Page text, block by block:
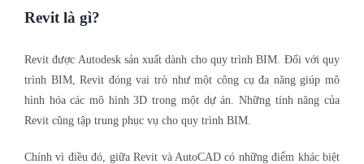
Revit là gì?
Revit được Autodesk sản xuất dành cho quy trình BIM. Đối với quy
trình BIM, Revit đóng vai trò như một công cụ đa năng giúp mô
hình hóa các mô hình 3D trong một dự án. Những tính năng của
Revit cũng tập trung phục vụ cho quy trình BIM.
Chính vì điều đó, giữa Revit và AutoCAD có những điểm khác biệt